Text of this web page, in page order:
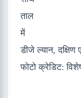
डीजे ल्यान, दक्षिण
फोटो क्रेडिट: